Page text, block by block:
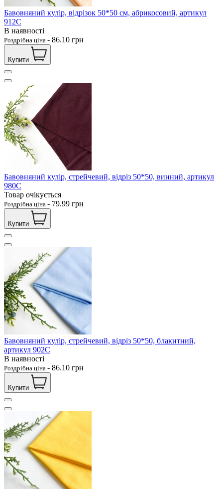
Бавовняний кулір, відрізок 50*50 см, абрикосовий, артикул
912С
В наявності
Роздрібна ціна - 86.10 грн
Купити
Бавовняний кулір, стрейчевий, відріз 50*50, винний, артикул
980С
Товар очікується
Роздрібна ціна - 79.99 грн
Купити
Бавовняний кулір, стрейчевий, відріз 50*50, блакитний,
артикул 902С
В наявності
Роздрібна ціна - 86.10 грн
Купити